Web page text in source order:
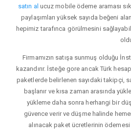
satın al ucuz mobile ödeme araması
paylaşımları yüksek sayıda beğeni
hepimiz tarafınca görülmesini
Firmamızın satışa sunmuş olduğu
kazandırır. İsteğe gore ancak Türk
paketlerde belirlenen sayıdaki takipçi,
başlanır ve kısa zaman arasında
yükleme daha sonra herhangi bir
güvence verir ve düşme halinde
alınacak paket ücretlerinin